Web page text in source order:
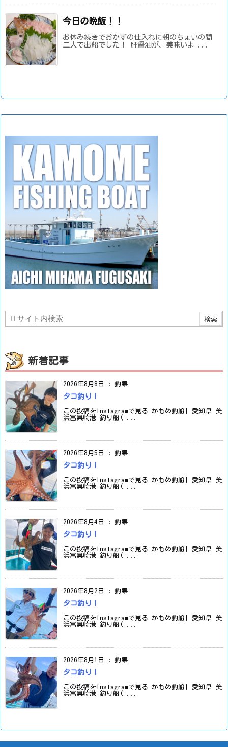
今日の晩飯！！
お休み続きでおかずの仕入れに朝のちょいの間
二人で出船でした！ 肝醤油が、美味いよ ...
新着記事
2026年8月8日 : 釣果
タコ釣り！
この投稿をInstagramで見る かもめ釣船| 愛知県 美
浜冨具崎港 釣り船( ...
2026年8月5日 : 釣果
タコ釣り！
この投稿をInstagramで見る かもめ釣船| 愛知県 美
浜冨具崎港 釣り船( ...
2026年8月4日 : 釣果
タコ釣り！
この投稿をInstagramで見る かもめ釣船| 愛知県 美
浜冨具崎港 釣り船( ...
2026年8月2日 : 釣果
タコ釣り！
この投稿をInstagramで見る かもめ釣船| 愛知県 美
浜冨具崎港 釣り船( ...
2026年8月1日 : 釣果
タコ釣り！
この投稿をInstagramで見る かもめ釣船| 愛知県 美
浜冨具崎港 釣り船( ...